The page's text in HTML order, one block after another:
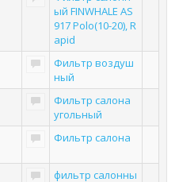
ый FINWHALE AS
917 Polo(10-20), R
apid
Фильтр воздуш
ный
Фильтр салона
угольный
Фильтр салона
фильтр салонны